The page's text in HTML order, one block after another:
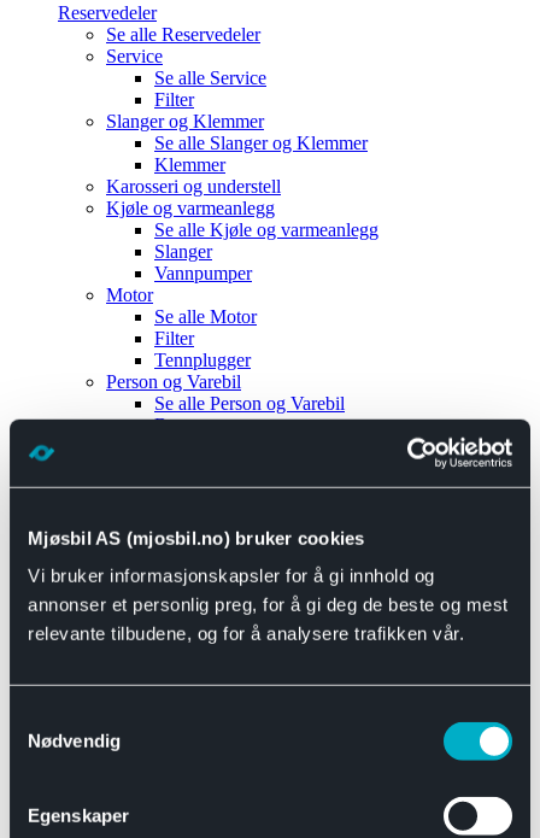
Mjøsbil AS (mjosbil.no) bruker cookies
Vi bruker informasjonskapsler for å gi innhold og
annonser et personlig preg, for å gi deg de beste og mest
relevante tilbudene, og for å analysere trafikken vår.
Nødvendig
Egenskaper
Reservedeler
Se alle Reservedeler
Service
Se alle Service
Filter
Slanger og Klemmer
Se alle Slanger og Klemmer
Klemmer
Karosseri og understell
Kjøle og varmeanlegg
Se alle Kjøle og varmeanlegg
Slanger
Vannpumper
Motor
Se alle Motor
Filter
Tennplugger
Person og Varebil
Se alle Person og Varebil
Brems
Motor og drivverk
Se alle Universal
Bremsedeler
Se alle Bremsedeler
Bremsenippler
Drivline og motor
Se alle Drivline og motor
Eksosanlegg